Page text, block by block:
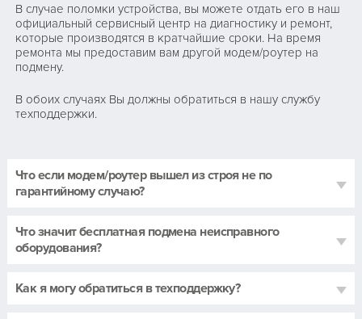
В случае поломки устройства, вы можете отдать его в наш
официальный сервисный центр на диагностику и ремонт,
которые производятся в кратчайшие сроки. На время
ремонта мы предоставим вам другой модем/роутер на
подмену.
В обоих случаях Вы должны обратиться в нашу службу
техподдержки.
Что если модем/роутер вышел из строя не по
гарантийному случаю?
Что значит бесплатная подмена неисправного
оборудования?
Как я могу обратиться в техподдержку?